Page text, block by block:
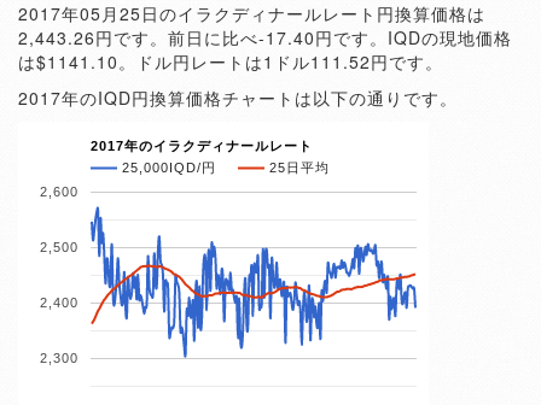
2017年05月25日のイラクディナールレート円換算価格は
2,443.26円です。前日に比べ-17.40円です。IQDの現地価格
は$1141.10。ドル円レートは1ドル111.52円です。
2017年のIQD円換算価格チャートは以下の通りです。
2017年のイラクディナールレート
25,000IQD/円
25日平均
2,300
2,400
2,500
2,600